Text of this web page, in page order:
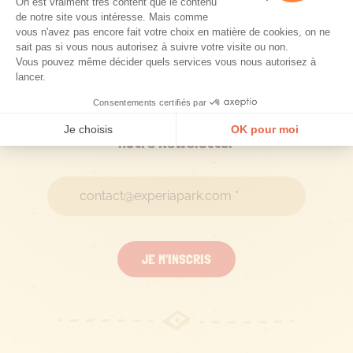
Rejoignez l'aventure : abonnez-vous à
notre Newsletter
JE M'INSCRIS